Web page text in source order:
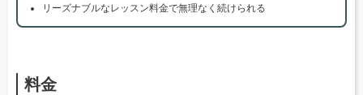
リーズナブルなレッスン料金で無理なく続けられる
料金